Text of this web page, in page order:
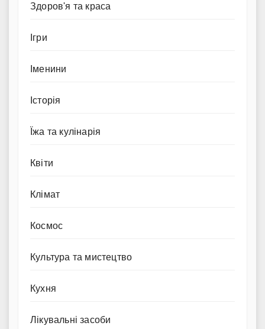
Здоров'я та краса
Ігри
Іменини
Історія
Їжа та кулінарія
Квіти
Клімат
Космос
Культура та мистецтво
Кухня
Лікувальні засоби